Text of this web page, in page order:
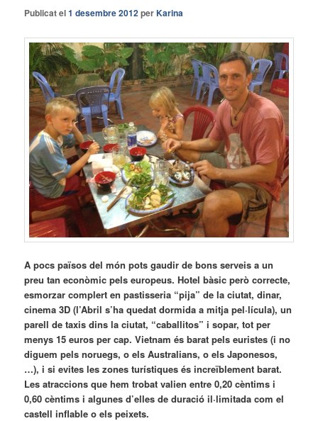
Publicat el1 desembre 2012perKarina
A pocs països del món pots gaudir de bons serveis a un
preu tan econòmic pels europeus. Hotel bàsic però correcte,
esmorzar complert en pastisseria “pija” de la ciutat, dinar,
cinema 3D (l’Abril s’ha quedat dormida a mitja pel·lícula), un
parell de taxis dins la ciutat, “caballitos” i sopar, tot per
menys 15 euros per cap. Vietnam és barat pels euristes (i no
diguem pels noruegs, o els Australians, o els Japonesos,
…), i si evites les zones turístiques és increïblement barat.
Les atraccions que hem trobat valien entre 0,20 cèntims i
0,60 cèntims i algunes d’elles de duració il·limitada com el
castell inflable o els peixets.